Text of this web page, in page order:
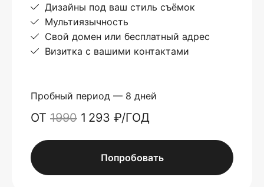
Дизайны под ваш стиль съёмок
Мультиязычность
Свой домен или бесплатный адрес
Визитка с вашими контактами
Пробный период — 8 дней
ОТ 1990 1 293 ₽/ГОД
Попробовать